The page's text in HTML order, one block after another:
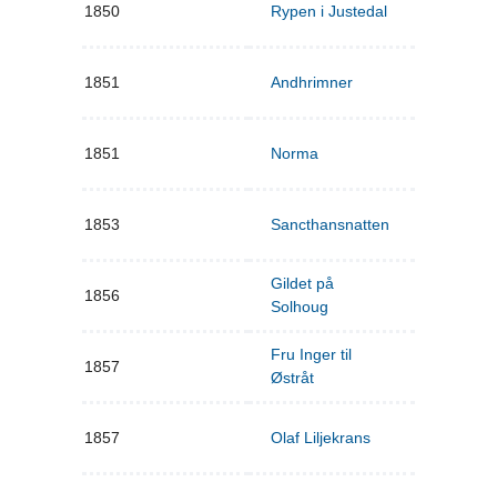
1850 Rypen i Justedal
1851 Andhrimner
1851 Norma
1853 Sancthansnatten
1856
Gildet på
Solhoug
1857
Fru Inger til
Østråt
1857 Olaf Liljekrans